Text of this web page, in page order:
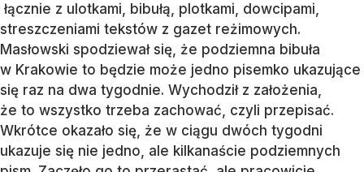
łącznie z ulotkami, bibułą, plotkami, dowcipami,
streszczeniami tekstów z gazet reżimowych.
Masłowski spodziewał się, że podziemna bibuła
w Krakowie to będzie może jedno pisemko ukazujące
się raz na dwa tygodnie. Wychodził z założenia,
że to wszystko trzeba zachować, czyli przepisać.
Wkrótce okazało się, że w ciągu dwóch tygodni
ukazuje się nie jedno, ale kilkanaście podziemnych